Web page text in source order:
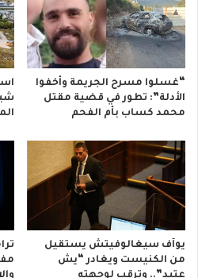
“غسلوا مسرح الجريمة وأخفوا
الأدلة”: تطور في قضية مقتل
محمد كساب بأم الفحم
يوآف سيغالوفيتش يستقيل
من الكنيست ويغادر “يش
عتيد”.. وترقب لوجهته